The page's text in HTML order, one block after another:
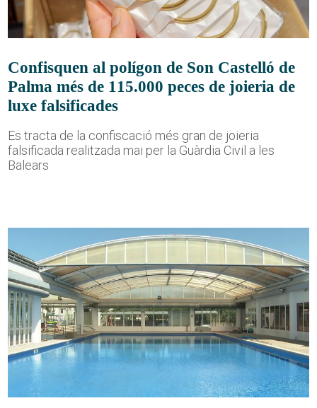
Confisquen al polígon de Son Castelló de
Palma més de 115.000 peces de joieria de
luxe falsificades
Es tracta de la confiscació més gran de joieria
falsificada realitzada mai per la Guàrdia Civil a les
Balears